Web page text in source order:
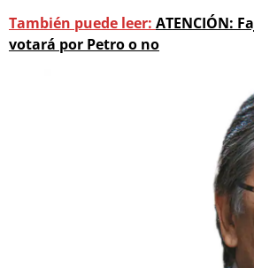
También puede leer: ATENCIÓN:
votará por Petro o no